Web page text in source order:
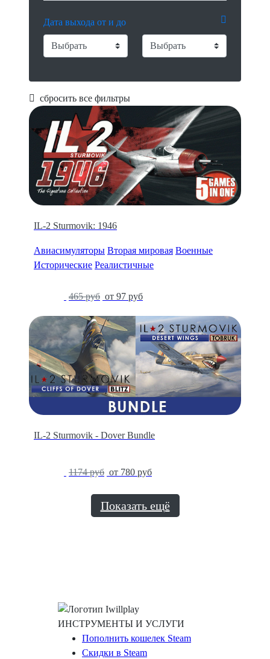
IL-2 Sturmovik: 1946
Авиасимуляторы Вторая мировая Военные
Исторические Реалистичные
465 руб от 97 руб
IL-2 Sturmovik - Dover Bundle
1174 руб от 780 руб
Показать ещё
Дата выхода от и до
сбросить все фильтры
ИНСТРУМЕНТЫ И УСЛУГИ
Пополнить кошелек Steam
Скидки в Steam